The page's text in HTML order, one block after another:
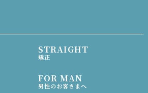
STRAIGHT
矯正
FOR MAN
男性のお客さまへ